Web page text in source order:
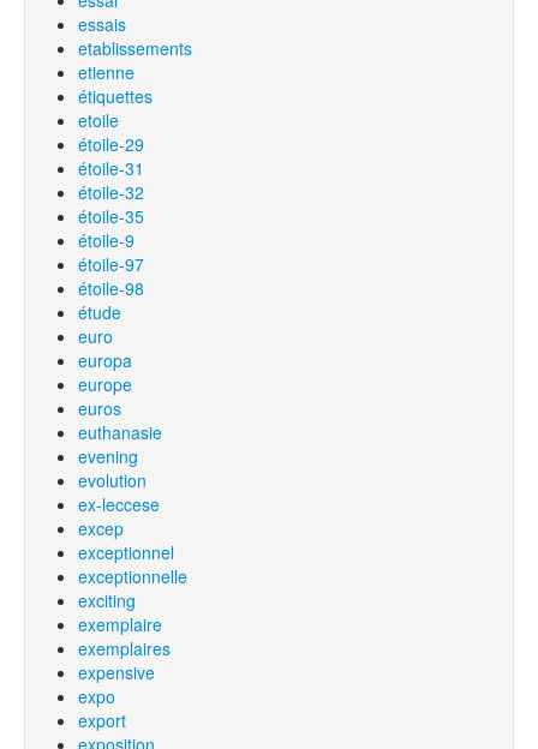
essais
etablissements
etienne
étiquettes
etoile
étoile-29
étoile-31
étoile-32
étoile-35
étoile-9
étoile-97
étoile-98
étude
euro
europa
europe
euros
euthanasie
evening
evolution
ex-leccese
excep
exceptionnel
exceptionnelle
exciting
exemplaire
exemplaires
expensive
expo
export